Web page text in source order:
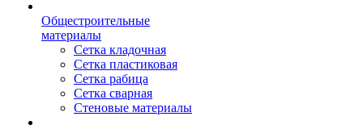
Общестроительные
материалы
Сетка кладочная
Сетка пластиковая
Сетка рабица
Сетка сварная
Стеновые материалы